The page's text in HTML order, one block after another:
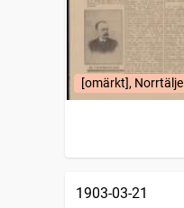
[omärkt], Norrtälje
1903-03-21